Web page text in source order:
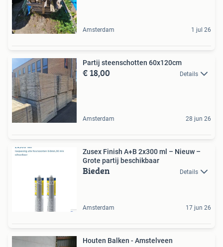
Amsterdam 1 jul 26
Partij steenschotten 60x120cm
€ 18,00 Details
Amsterdam 28 jun 26
Zusex Finish A+B 2x300 ml – Nieuw –
Grote partij beschikbaar
Bieden Details
Amsterdam 17 jun 26
Houten Balken - Amstelveen